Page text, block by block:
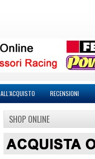
RECENSIONI
SHOP ONLINE